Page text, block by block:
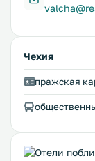
Чехия
пражская